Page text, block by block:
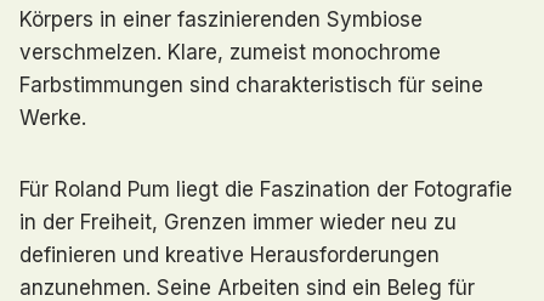
Körpers in einer faszinierenden Symbiose
verschmelzen. Klare, zumeist monochrome
Farbstimmungen sind charakteristisch für seine
Werke.
Für Roland Pum liegt die Faszination der Fotografie
in der Freiheit, Grenzen immer wieder neu zu
definieren und kreative Herausforderungen
anzunehmen. Seine Arbeiten sind ein Beleg für